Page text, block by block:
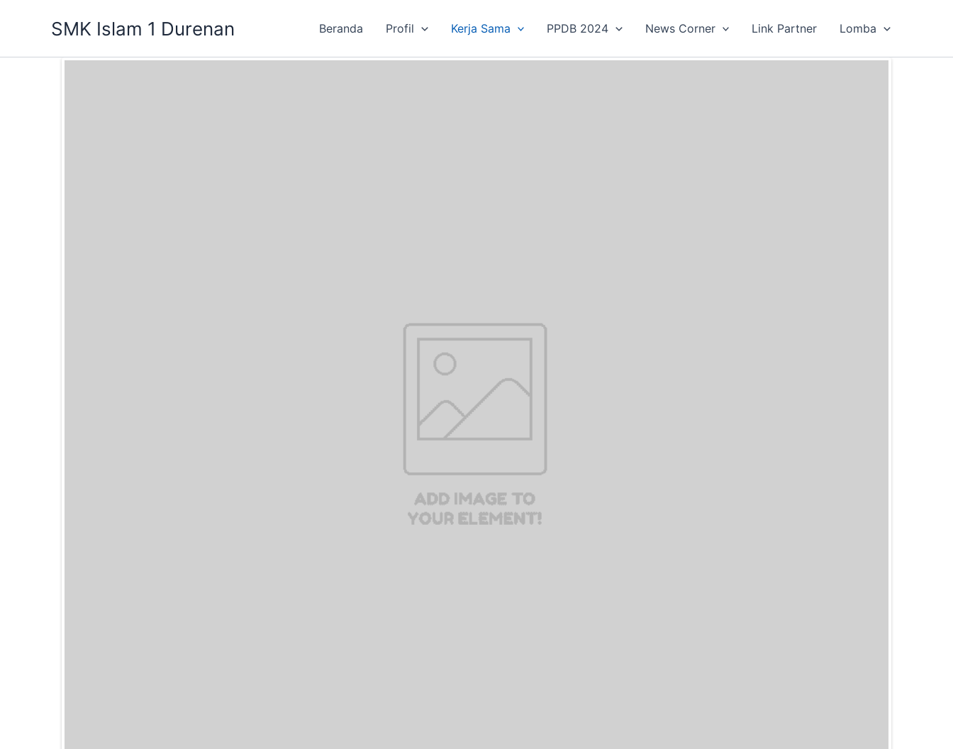
SMK Islam 1 Durenan Beranda Profil Kerja Sama PPDB 2024 News Corner Link Partner Lomba